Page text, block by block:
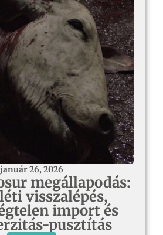
január 26, 2026
megállapodás:
visszalépés,
import és
pusztítás